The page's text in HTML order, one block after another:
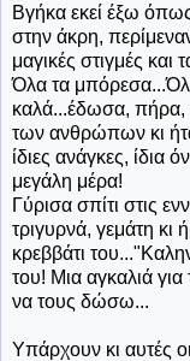
Βγήκα εκεί έξω
στην άκρη,
μαγικές στιγμές
Όλα τα
καλά...έδωσα,
των ανθρώπων κι
ίδιες ανάγκες, ίδια
μεγάλη μέρα!
Γύρισα σπίτι στις
τριγυρνά, γεμάτη
κρεββάτι
του! Μια αγκαλιά
να τους δώσω...
Υπάρχουν κι αυτές